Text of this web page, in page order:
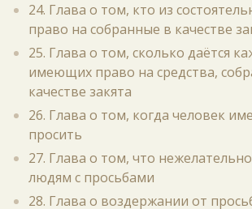
24. Глава о том, кто из
право на собранные в качестве
25. Глава о том, сколько даётся
имеющих право на средства,
качестве закята
26. Глава о том, когда человек
просить
27. Глава о том, что
людям с просьбами
28. Глава о воздержании от